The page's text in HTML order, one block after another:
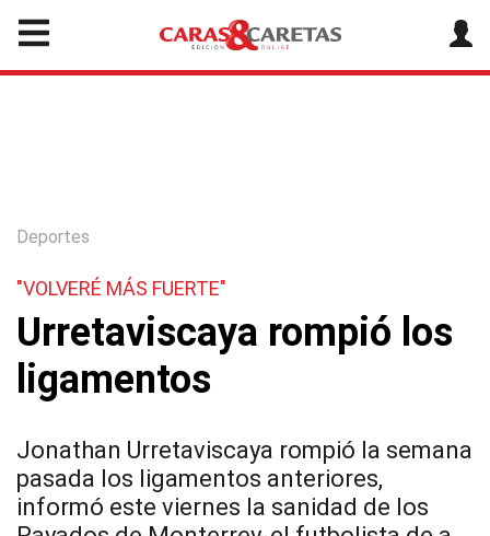
Deportes
"VOLVERÉ MÁS FUERTE"
Urretaviscaya rompió los
ligamentos
Jonathan Urretaviscaya rompió la semana
pasada los ligamentos anteriores,
informó este viernes la sanidad de los